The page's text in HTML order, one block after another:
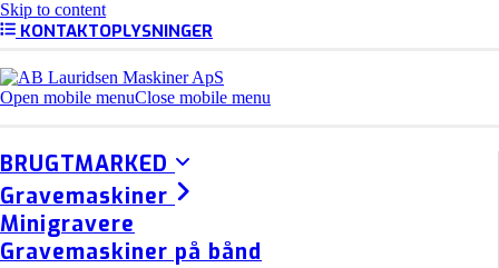
Skip to content
KONTAKTOPLYSNINGER
Open mobile menuClose mobile menu
BRUGTMARKED
Gravemaskiner
Minigravere
Gravemaskiner på bånd